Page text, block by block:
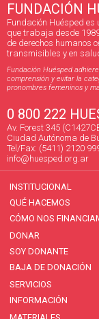
FUNDACIÓN
Fundación Huésped
que trabaja desde
de derechos humanos
transmisibles y en
Fundación Huésped
comprensión y evitar la
pronombres femeninos y
0 800 222
Av. Forest 345
Ciudad Autónoma de
Tel/Fax: (5411) 2120
info@huesped.org.ar
INSTITUCIONAL
QUÉ HACEMOS
CÓMO NOS
DONAR
SOY DONANTE
BAJA DE DONACIÓN
SERVICIOS
INFORMACIÓN